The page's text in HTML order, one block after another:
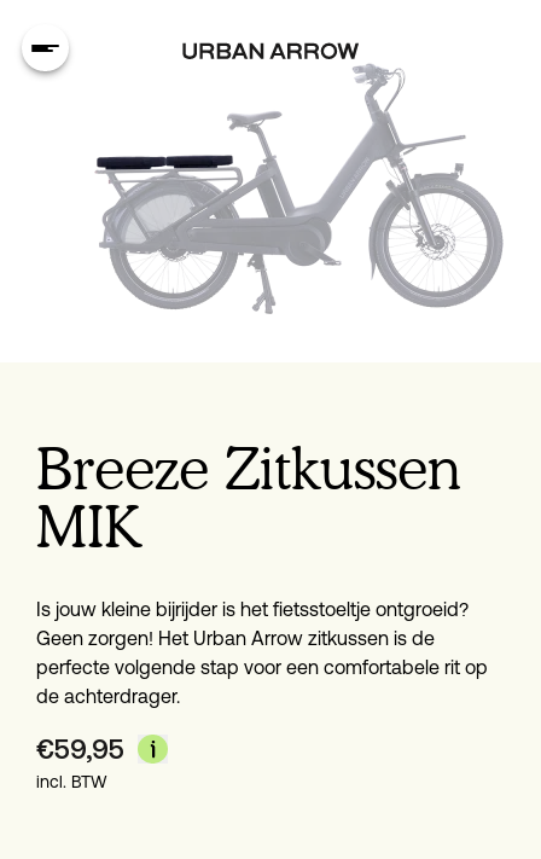
Breeze Zitkussen
MIK
Is jouw kleine bijrijder is het fietsstoeltje ontgroeid?
Geen zorgen! Het Urban Arrow zitkussen is de
perfecte volgende stap voor een comfortabele rit op
de achterdrager.
€59,95
incl. BTW